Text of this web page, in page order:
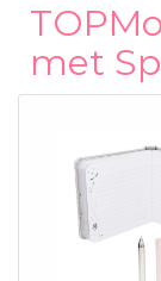
met